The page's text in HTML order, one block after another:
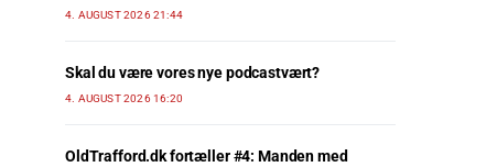
4. AUGUST 2026 21:44
Skal du være vores nye podcastvært?
4. AUGUST 2026 16:20
OldTrafford.dk fortæller #4: Manden med